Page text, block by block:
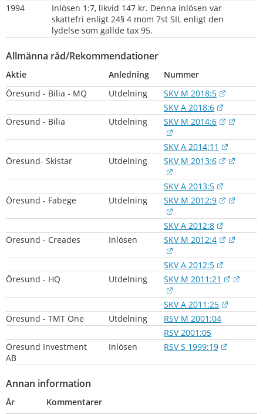
1994
Inlösen 1:7, likvid 147 kr. Denna inlösen var
skattefri enligt 24§ 4 mom 7st SIL enligt den
lydelse som gällde tax 95.
Allmänna råd/Rekommendationer
Aktie Anledning
Nummer
Öresund - Bilia - MQ
Utdelning SKV M 2018:5
SKV A 2018:6
Öresund - Bilia
Utdelning SKV M 2014:6 Länk till
SKV A 2014:11
Öresund- Skistar
Utdelning SKV M 2013:6 Länk till
SKV A 2013:5
Öresund - Fabege
Utdelning SKV M 2012:9 Länk till
SKV A 2012:8
Öresund - Creades
Inlösen SKV M 2012:4 Länk till
SKV A 2012:5
Öresund - HQ
Utdelning SKV M 2011:21 Länk
SKV A 2011:25
Öresund - TMT One
Utdelning
RSV M 2001:04
RSV 2001:05
Öresund Investment
AB
Inlösen RSV S 1999:19
Annan information
År
Kommentarer